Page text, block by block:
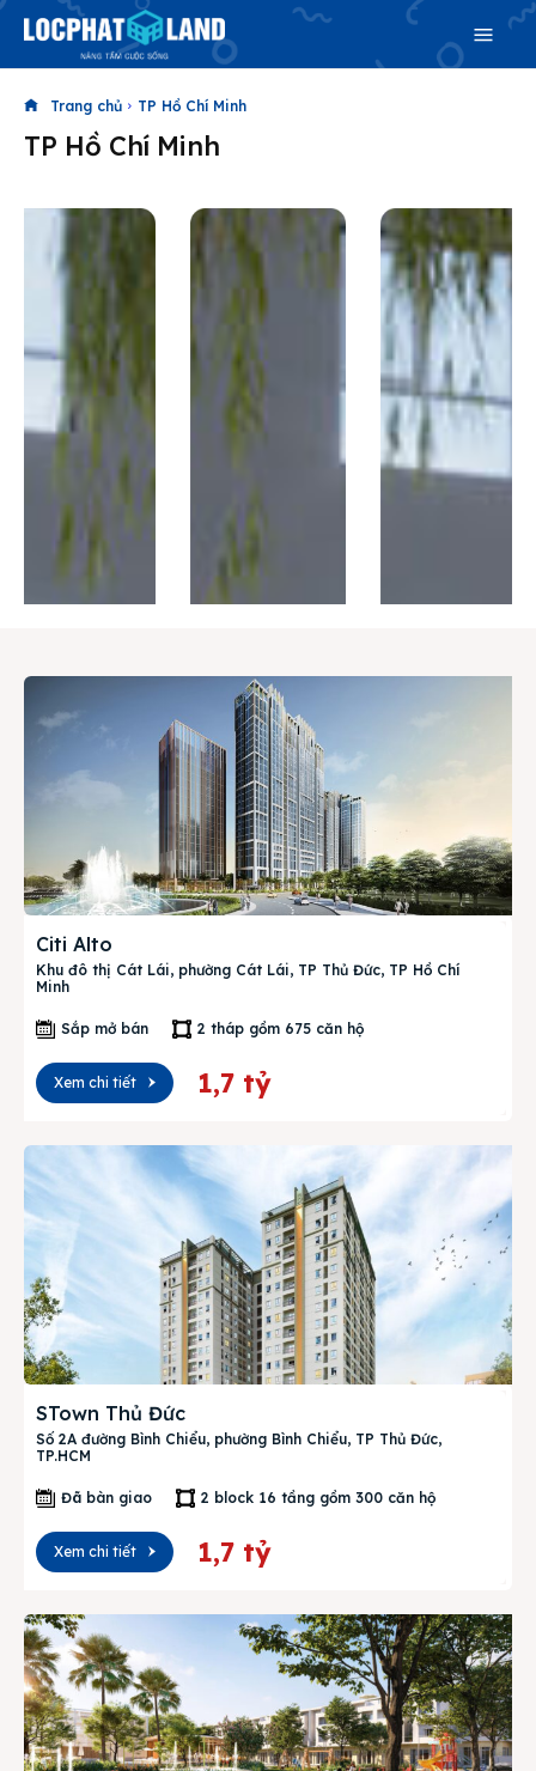
Search
Search
Phiên bản cập nhật V3
& tìm kiếm nhanh chóng hơn
Trang chủ
Dự án
Mua bán
Cho thuê
Thị trường
Trang chủ TP Hồ Chí Minh
TP Hồ Chí Minh
Citi Alto
Khu đô thị Cát Lái, phường Cát Lái, TP Thủ Đức, TP Hồ Chí
Minh
Sắp mở bán 2 tháp gồm 675 căn hộ
Xem chi tiết 1,7 tỷ
STown Thủ Đức
Số 2A đường Bình Chiểu, phường Bình Chiểu, TP Thủ Đức,
TP.HCM
Đã bàn giao 2 block 16 tầng gồm 300 căn hộ
Xem chi tiết 1,7 tỷ